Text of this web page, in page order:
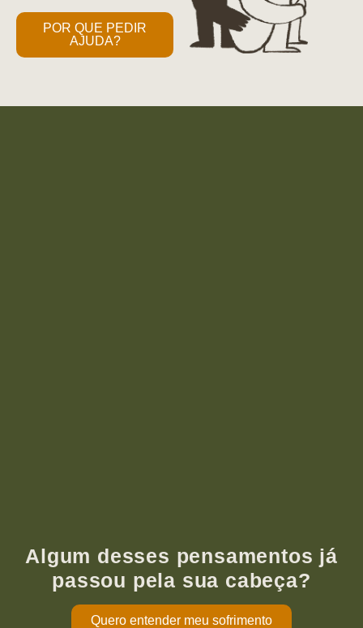
POR QUE PEDIR
AJUDA?
Algum desses pensamentos já
passou pela sua cabeça?
Quero entender meu sofrimento